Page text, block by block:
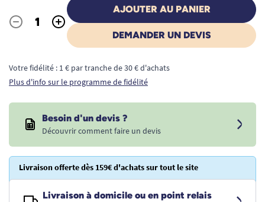
Quantité
- +
AJOUTER AU PANIER
DEMANDER UN DEVIS
Votre fidélité : 1 € par tranche de 30 € d'achats
Plus d'info sur le programme de fidélité
Besoin d'un devis ?
Découvrir comment faire un devis
Livraison offerte dès 159€ d'achats sur tout le site
Livraison à domicile ou en point relais